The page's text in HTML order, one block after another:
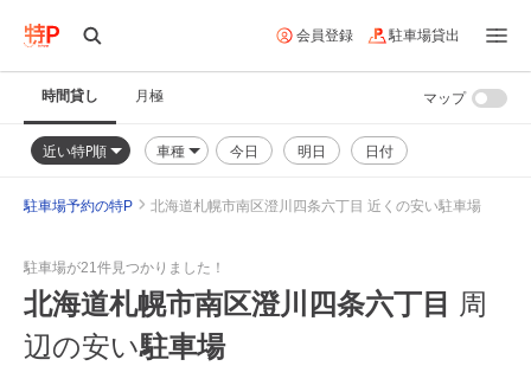
会員登録 駐車場貸出
時間貸し 月極
近い特P順 車種 今日 明日 日付
マップ
駐車場予約の特P 北海道札幌市南区澄川四条六丁目 近くの安い駐車場
駐車場が21件見つかりました！
北海道札幌市南区澄川四条六丁目 周
辺の安い駐車場